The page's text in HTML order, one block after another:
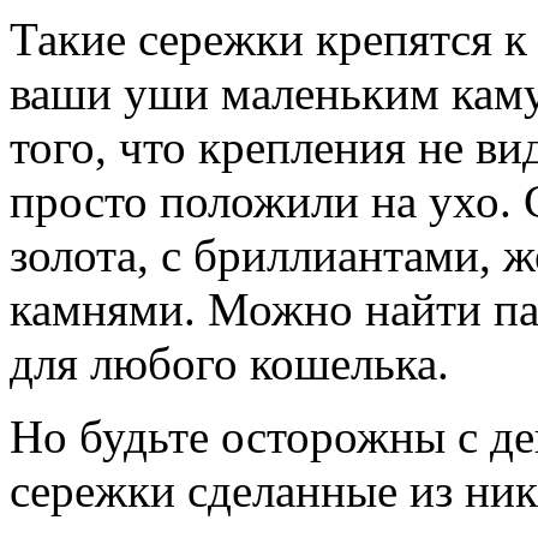
Такие сережки крепятся
ваши уши маленьким
того, что крепления не
просто положили на ухо.
золота, с
камнями. Можно найти
для любого кошелька.
Но будьте осторожны с
сережки сделанные из